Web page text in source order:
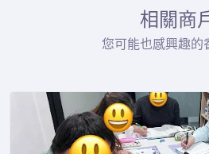
相關商
您可能也感興趣的